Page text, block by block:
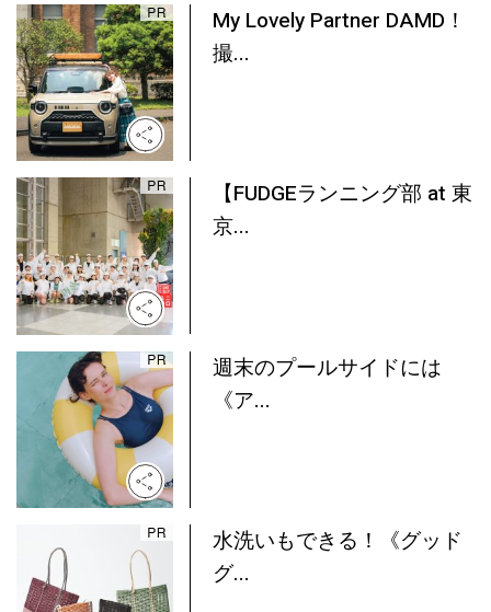
My Lovely Partner DAMD！
撮...
【FUDGEランニング部 at 東
京...
週末のプールサイドには
《ア...
水洗いもできる！《グッド
グ...